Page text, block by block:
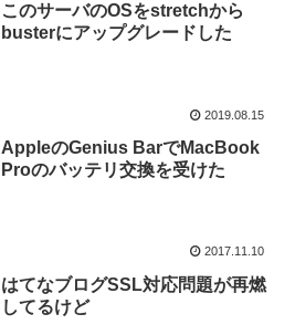
このサーバのOSをstretchから
busterにアップグレードした
2019.08.15
AppleのGenius BarでMacBook
Proのバッテリ交換を受けた
2017.11.10
はてなブログSSL対応問題が再燃
してるけど